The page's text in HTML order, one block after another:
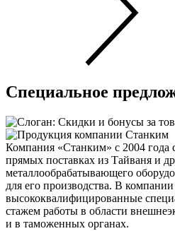
Специальное
Компания «Станким» с 2004 года
прямых поставках из Тайваня и
металлообрабатывающего
для его производства. В
высококвалифицированные
стажем работы в области
и в таможенных органах.